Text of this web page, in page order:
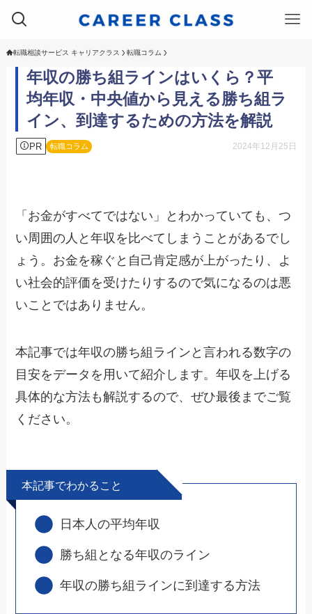
転職相談サービス キャリアクラス 転職コラム
年収の勝ち組ラインはいくら？平
均年収・中央値から見える勝ち組ラ
イン、到達するための方法を解説
PR 転職コラム 2024年12月25日
「お金がすべてではない」とわかっていても、つ
い周囲の人と年収を比べてしまうことがあるでし
ょう。お金を稼ぐと自己肯定感が上がったり、よ
い社会的評価を受けたりするので気になるのは悪
いことではありません。
本記事では年収の勝ち組ラインと言われる数字の
目安をデータを用いて紹介します。年収を上げる
具体的な方法も解説するので、ぜひ最後までご覧
ください。
本記事でわかること
日本人の平均年収
勝ち組となる年収のライン
年収の勝ち組ラインに到達する方法